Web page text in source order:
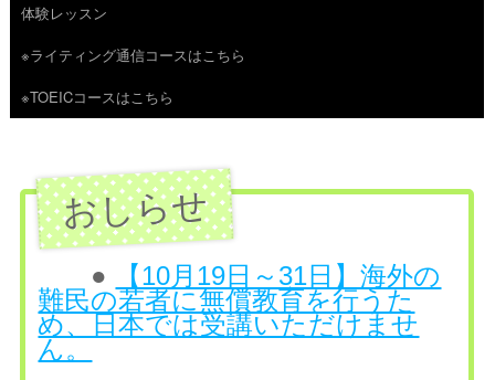
へ
ス
キ
体験レッスン
※ライティング通信コースはこちら
※TOEICコースはこちら
●
【10月19日～31日】海外の
難民の若者に無償教育を行うた
め、日本では受講いただけませ
ん。